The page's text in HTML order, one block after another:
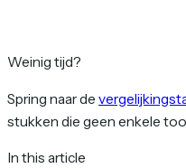
Weinig tijd?
Spring naar de
stukken die geen enkele
In this article